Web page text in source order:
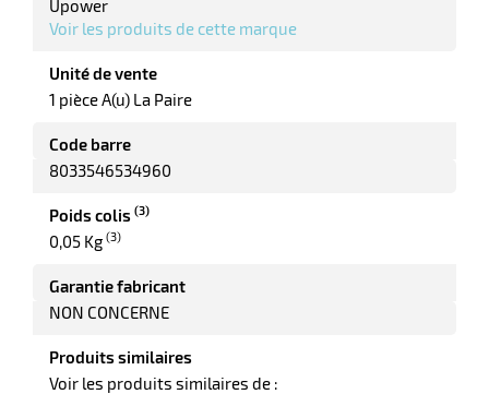
Upower
Voir les produits de cette marque
Unité de vente
1 pièce A(u) La Paire
Code barre
8033546534960
Poids colis (3)
0,05 Kg (3)
Garantie fabricant
NON CONCERNE
Produits similaires
Voir les produits similaires de :